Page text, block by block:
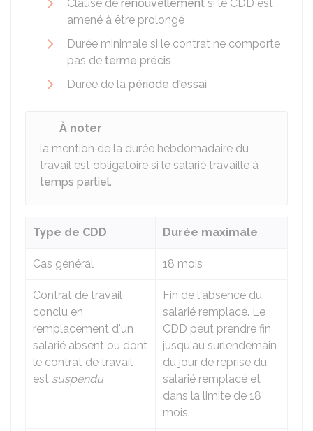
Clause de renouvellement si le CDD est
amené à être prolongé
Durée minimale si le contrat ne comporte
pas de terme précis
Durée de la période d'essai
À noter
la mention de la durée hebdomadaire du
travail est obligatoire si le salarié travaille à
temps partiel.
Type de CDD Durée maximale
Cas général 18 mois
Contrat de travail
conclu en
remplacement d'un
salarié absent ou dont
le contrat de travail
est suspendu
Fin de l'absence du
salarié remplacé. Le
CDD peut prendre fin
jusqu'au surlendemain
du jour de reprise du
salarié remplacé et
dans la limite de 18
mois.